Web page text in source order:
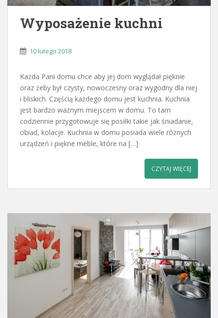
Wyposażenie kuchni
10 lutego 2018
Każda Pani domu chce aby jej dom wyglądał pięknie
oraz żeby był czysty, nowoczesny oraz wygodny dla niej
i bliskich. Częścią każdego domu jest kuchnia. Kuchnia
jest bardzo ważnym miejscem w domu. To tam
codziennie przygotowuje się posiłki takie jak śniadanie,
obiad, kolacje. Kuchnia w domu posiada wiele różnych
urządzeń i piękne meble, które na […]
CZYTAJ WIĘCEJ